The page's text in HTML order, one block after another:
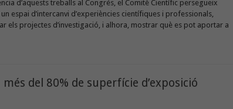
d’aquests treballs al Congrés, el Comitè Científic persegueix
espai d’intercanvi d’experiències científiques i professionals,
els projectes d’investigació, i alhora, mostrar què es pot aportar a
del 80% de superfície d’exposició